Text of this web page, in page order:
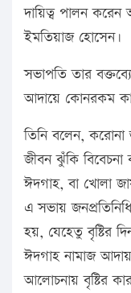
দায়িত্ব পালন করেন
ইমতিয়াজ হোসেন৷
সভাপতি তার
আদায়ে কোনরকম
তিনি বলেন, করোনা
জীবন ঝুঁকি
ঈদগাহ, বা খোলা
এ সভায়
হয়, যেহেতু বৃষ্টির
ঈদগাহ নামাজ
আলোচনায় বৃষ্টির